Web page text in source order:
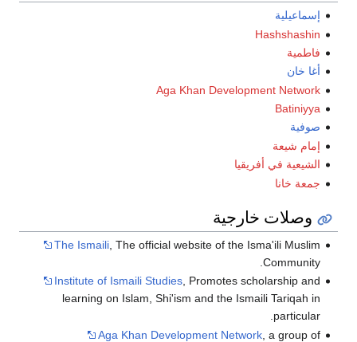
إسماعيلية
Hashshashin
فاطمية
أغا خان
Aga Khan Development Network
Batiniyya
صوفية
إمام شيعة
الشيعية في أفريقيا
جمعة خانا
وصلات خارجية
The Ismaili, The official website of the Isma'ili Muslim
Community.
Institute of Ismaili Studies, Promotes scholarship and
learning on Islam, Shi'ism and the Ismaili Tariqah in
particular.
Aga Khan Development Network, a group of